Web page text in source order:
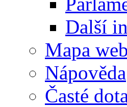
Další
Mapa
Nápověda
Časté